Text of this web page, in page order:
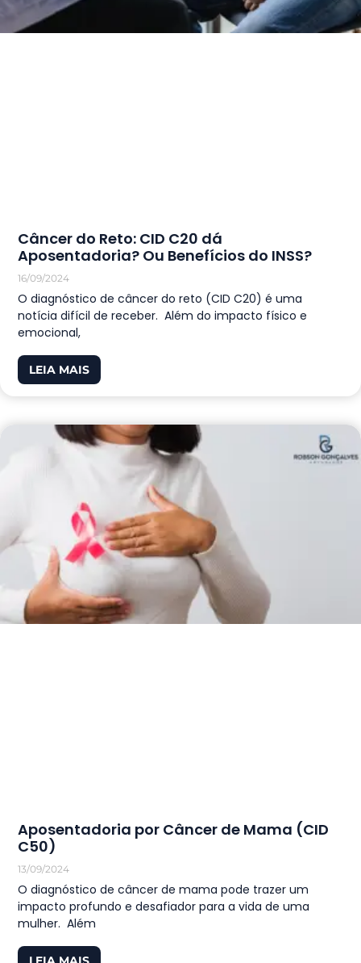
Câncer do Reto: CID C20 dá
Aposentadoria? Ou Benefícios do INSS?
16/09/2024
O diagnóstico de câncer do reto (CID C20) é uma
notícia difícil de receber. Além do impacto físico e
emocional,
LEIA MAIS
Aposentadoria por Câncer de Mama (CID
C50)
13/09/2024
O diagnóstico de câncer de mama pode trazer um
impacto profundo e desafiador para a vida de uma
mulher. Além